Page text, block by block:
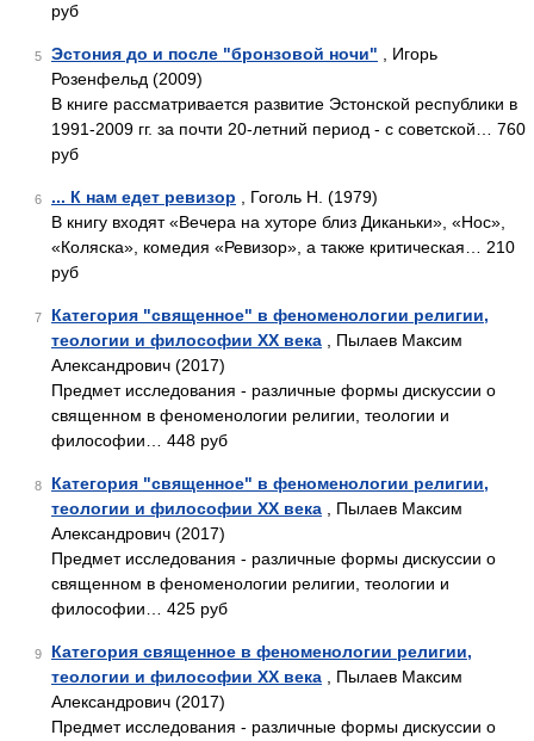
руб
5 Эстония до и после "бронзовой ночи" , Игорь
Розенфельд (2009)
В книге рассматривается развитие Эстонской республики в
1991-2009 гг. за почти 20-летний период - с советской… 760
руб
6 ... К нам едет ревизор , Гоголь Н. (1979)
В книгу входят «Вечера на хуторе близ Диканьки», «Нос»,
«Коляска», комедия «Ревизор», а также критическая… 210
руб
7
Категория "священное" в феноменологии религии,
теологии и философии XX века , Пылаев Максим
Александрович (2017)
Предмет исследования - различные формы дискуссии о
священном в феноменологии религии, теологии и
философии… 448 руб
8
Категория "священное" в феноменологии религии,
теологии и философии XX века , Пылаев Максим
Александрович (2017)
Предмет исследования - различные формы дискуссии о
священном в феноменологии религии, теологии и
философии… 425 руб
9
Категория священное в феноменологии религии,
теологии и философии XX века , Пылаев Максим
Александрович (2017)
Предмет исследования - различные формы дискуссии о